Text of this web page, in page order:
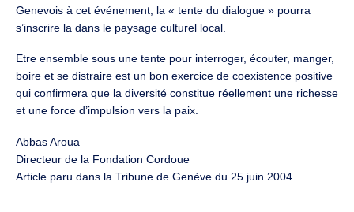
Genevois à cet événement, la « tente du dialogue » pourra
s’inscrire la dans le paysage culturel local.
Etre ensemble sous une tente pour interroger, écouter, manger,
boire et se distraire est un bon exercice de coexistence positive
qui confirmera que la diversité constitue réellement une richesse
et une force d’impulsion vers la paix.
Abbas Aroua
Directeur de la Fondation Cordoue
Article paru dans la Tribune de Genève du 25 juin 2004